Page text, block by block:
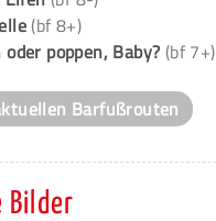
(bf 8+)
oder poppen, Baby? (bf 7+)
Barfußrouten
Bilder